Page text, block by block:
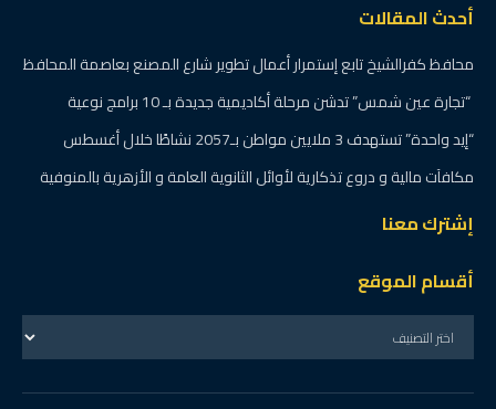
أحدث المقالات
محافظ كفرالشيخ تابع إستمرار أعمال تطوير شارع المصنع بعاصمة المحافظ
“تجارة عين شمس” تدشن مرحلة أكاديمية جديدة بـ 10 برامج نوعية
“إيد واحدة” تستهدف 3 ملايين مواطن بـ2057 نشاطًا خلال أغسطس
مكافآت مالية و دروع تذكارية لأوائل الثانوية العامة و الأزهرية بالمنوفية
إشترك معنا
أقسام الموقع